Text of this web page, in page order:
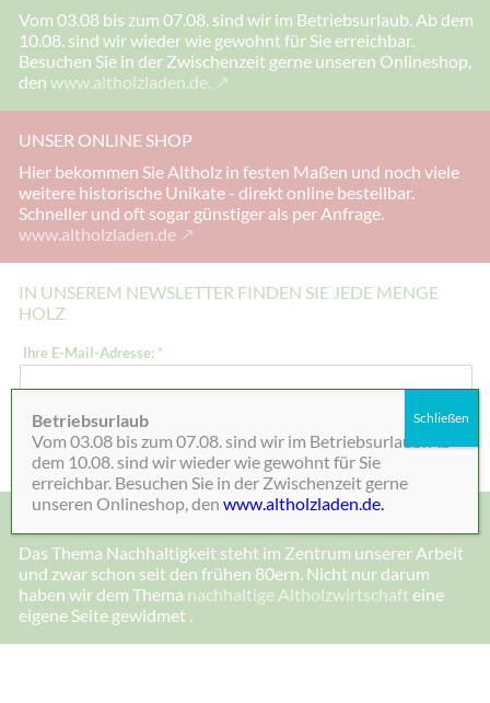
Vom 03.08 bis zum 07.08. sind wir im Betriebsurlaub. Ab dem
10.08. sind wir wieder wie gewohnt für Sie erreichbar.
Besuchen Sie in der Zwischenzeit gerne unseren Onlineshop,
den www.altholzladen.de.
UNSER ONLINE SHOP
Hier bekommen Sie Altholz in festen Maßen und noch viele
weitere historische Unikate - direkt online bestellbar.
Schneller und oft sogar günstiger als per Anfrage.
www.altholzladen.de
IN UNSEREM NEWSLETTER FINDEN SIE JEDE MENGE
HOLZ
E
M
s
s
e
:
I
h
Ihre E-Mail-Adresse: *
Absenden
Das Thema Nachhaltigkeit steht im Zentrum unserer Arbeit
und zwar schon seit den frühen 80ern. Nicht nur darum
haben wir dem Thema nachhaltige Altholzwirtschaft eine
eigene Seite gewidmet .
Betriebsurlaub
Vom 03.08 bis zum 07.08. sind wir im Betriebsurlaub. Ab
dem 10.08. sind wir wieder wie gewohnt für Sie
erreichbar. Besuchen Sie in der Zwischenzeit gerne
unseren Onlineshop, denwww.altholzladen.de.
Schließen